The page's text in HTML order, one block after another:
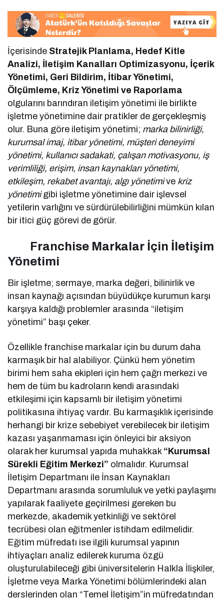
İçerisinde Stratejik Planlama, Hedef Kitle
Analizi, İletişim Kanalları Optimizasyonu, İçerik
Yönetimi, Geri Bildirim, İtibar Yönetimi,
Ölçümleme, Kriz Yönetimi ve Raporlama
olgularını barındıran iletişim yönetimi ile birlikte
işletme yönetimine dair pratikler de gerçekleşmiş
olur. Buna göre iletişim yönetimi; marka bilinirliği,
kurumsal imaj, itibar yönetimi, müşteri deneyimi
yönetimi, kullanıcı sadakati, çalışan motivasyonu, iş
verimliliği, erişim, insan kaynakları yönetimi,
etkileşim, rekabet avantajı, algı yönetimive kriz
yönetimigibi işletme yönetimine dair işlevsel
yetilerin varlığını ve sürdürülebilirliğini mümkün kılan
bir itici güç görevi de görür.
Franchise Markalar İçin İletişim
Yönetimi
Bir işletme; sermaye, marka değeri, bilinirlik ve
insan kaynağı açısından büyüdükçe kurumun karşı
karşıya kaldığı problemler arasında “iletişim
yönetimi” başı çeker.
Özellikle franchise markalar için bu durum daha
karmaşık bir hal alabiliyor. Çünkü hem yönetim
birimi hem saha ekipleri için hem çağrı merkezi ve
hem de tüm bu kadroların kendi arasındaki
etkileşimi için kapsamlı bir iletişim yönetimi
politikasına ihtiyaç vardır. Bu karmaşıklık içerisinde
herhangi bir krize sebebiyet verebilecek bir iletişim
kazası yaşanmaması için önleyici bir aksiyon
olarak her kurumsal yapıda muhakkak “Kurumsal
Sürekli Eğitim Merkezi” olmalıdır. Kurumsal
İletişim Departmanı ile İnsan Kaynakları
Departmanı arasında sorumluluk ve yetki paylaşımı
yapılarak faaliyete geçirilmesi gereken bu
merkezde, akademik yetkinliği ve sektörel
tecrübesi olan eğitmenler istihdam edilmelidir.
Eğitim müfredatı ise ilgili kurumsal yapının
ihtiyaçları analiz edilerek kuruma özgü
oluşturulabileceği gibi üniversitelerin Halkla İlişkiler,
İşletme veya Marka Yönetimi bölümlerindeki alan
derslerinden olan “Temel İletişim”in müfredatından